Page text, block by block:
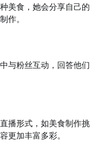
美食，她会分享自己的
作。
与粉丝互动，回答他们
播形式，如美食制作挑
更加丰富多彩。